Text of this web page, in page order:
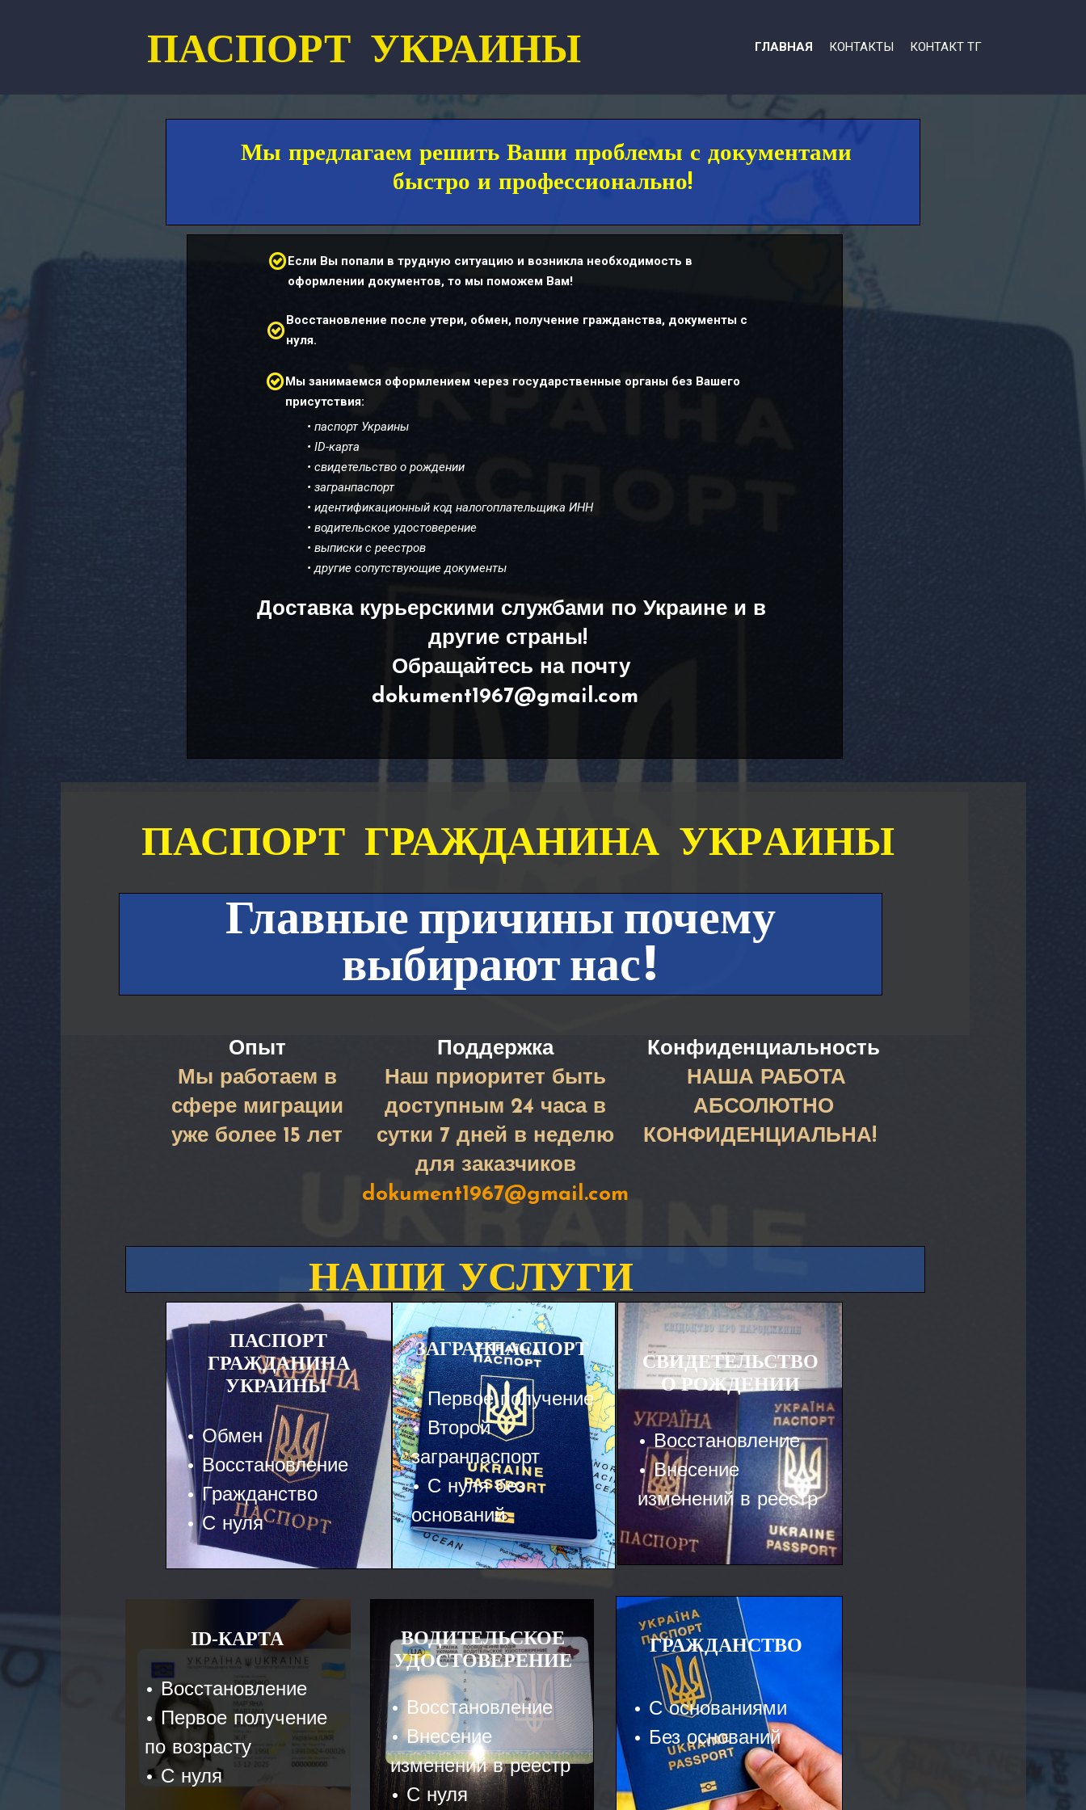
ПАСПОРТ УКРАИНЫ ГЛАВНАЯ КОНТАКТЫ КОНТАКТ ТГ
Мы предлагаем решить Ваши проблемы с документами
быстро и профессионально!
Если Вы попали в трудную ситуацию и возникла необходимость в
оформлении документов, то мы поможем Вам!

Восстановление после утери, обмен, получение гражданства, документы с
нуля.
Мы занимаемся оформлением через государственные органы без Вашего
присутствия:
• паспорт Украины
• ID-карта
• свидетельство о рождении
• загранпаспорт
• идентификационный код налогоплательщика ИНН
• водительское удостоверение
• выписки с реестров
• другие сопутствующие документы
Доставка курьерскими службами по Украине и в
другие страны!
Обращайтесь на почту
dokument1967@gmail.com
ПАС­­ПОРТ ГРАЖДАНИНА­­ УКР­­АИНЫ
Главные причины почему
выбирают нас!
Опыт
Мы работаем в
сфере миграции
уже более 15 лет
Поддержка
Наш приоритет быть
доступным 24 часа в
сутки 7 дней в неделю
для заказчиков
dokument1967@gmail.com
Конфиденциальность
НАША РАБОТА
АБСОЛЮТНО
КОНФИДЕНЦИАЛЬНА!
НАШИ УСЛУГИ
ПАСПОРТ
ГРАЖДАНИНА
УКРАИНЫ
• Обмен
• Восстановление
• Гражданство
• С нуля
ЗАГРАНПАСПОРТ
• Первое получение
• Второй
загранпаспорт
• С нуля без
оснований
СВИДЕТЕЛЬСТВО
О РОЖДЕНИИ
• Восстановление
• Внесение
изменений в реестр
ID-КАРТА
• Восстановление
• Первое получение
по возрасту
• С нуля
ВОДИТЕЛЬСКОЕ
УДОСТОВЕРЕНИЕ
• Восстановление
• Внесение
изменений в реестр
• С нуля
ГРАЖДАНСТВО
• С основаниями
• Без оснований